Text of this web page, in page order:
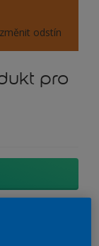
změnit odstín
pro